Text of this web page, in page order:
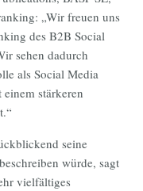
„Wir freuen uns
des B2B Social
sehen dadurch
als Social Media
stärkeren
seine
würde, sagt
vielfältiges